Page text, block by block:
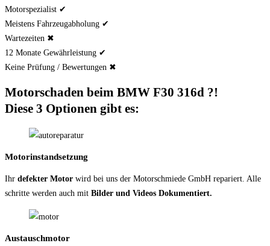
Motorspezialist ✔
Meistens Fahrzeugabholung ✔
Wartezeiten ✖
12 Monate Gewährleistung ✔
Keine Prüfung / Bewertungen ✖
Motorschaden beim BMW F30 316d ?!
Diese 3 Optionen gibt es:
Motorinstandsetzung
Ihr defekter Motor wird bei uns der Motorschmiede GmbH repariert. Alle
schritte werden auch mit Bilder und Videos Dokumentiert.
Austauschmotor